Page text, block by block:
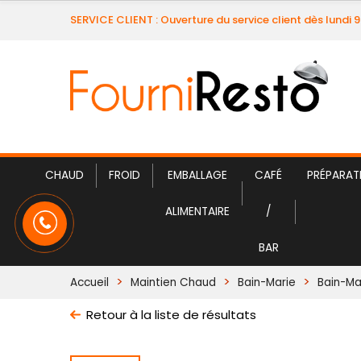
SERVICE CLIENT : Ouverture du service client dès lundi
CHAUD FROID EMBALLAGE
ALIMENTAIRE
CAFÉ
/
BAR
Accueil Maintien Chaud Bain-Marie Bain-
Retour à la liste de résultats